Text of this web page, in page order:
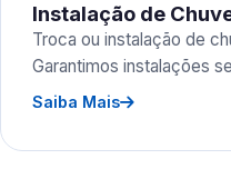
Instalação de
Troca ou instalação de
Garantimos instalações
Saiba Mais